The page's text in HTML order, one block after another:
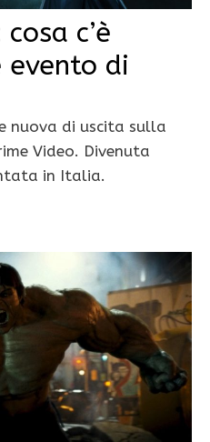
c’è
di
nuova di uscita sulla
Video. Divenuta
in Italia.